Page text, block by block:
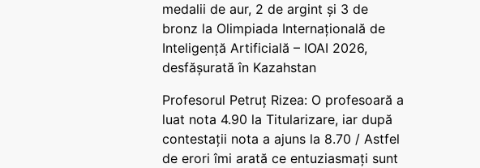
medalii de aur, 2 de argint și 3 de
bronz la Olimpiada Internațională de
Inteligență Artificială – IOAI 2026,
desfășurată în Kazahstan
Profesorul Petruț Rizea: O profesoară a
luat nota 4.90 la Titularizare, iar după
contestații nota a ajuns la 8.70 / Astfel
de erori îmi arată ce entuziasmați sunt